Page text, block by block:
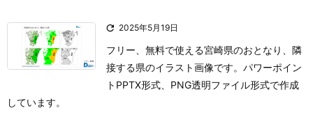
 2025年5月19日
フリー、無料で使える宮崎県のおとなり、隣
接する県のイラスト画像です。パワーポイン
トPPTX形式、PNG透明ファイル形式で作成
しています。